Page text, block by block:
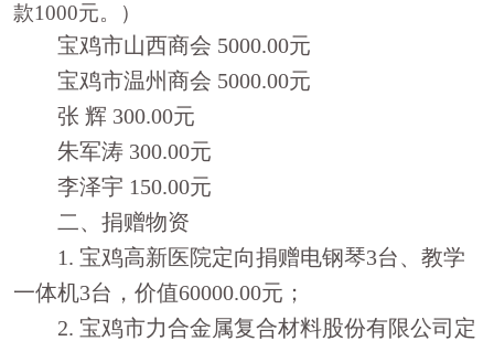
款1000元。）
宝鸡市山西商会 5000.00元
宝鸡市温州商会 5000.00元
张 辉 300.00元
朱军涛 300.00元
李泽宇 150.00元
二、捐赠物资
1. 宝鸡高新医院定向捐赠电钢琴3台、教学
一体机3台，价值60000.00元；
2. 宝鸡市力合金属复合材料股份有限公司定